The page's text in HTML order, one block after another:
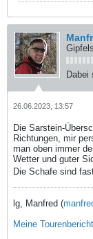
Dabei
26.06.2023, 13:57
Die Sarstein-
Richtungen, mir
man oben immer
Wetter und guter
Die Schafe sind
lg, Manfred (
Meine